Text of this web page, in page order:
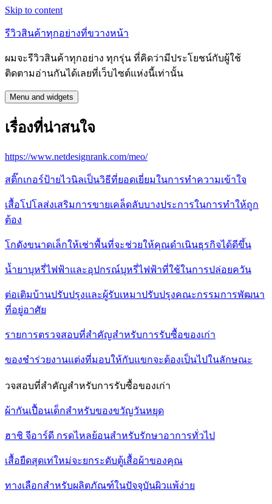
Skip to content
รีวิวสินค้าทุกอย่างที่ขวางหน้า
ผมจะรีวิวสินค้าทุกอย่าง ทุกรุ่น ที่คิดว่ามีประโยชน์กับผู้ใช้
ติดตามอ่านกันได้เลยที่เว็บไซต์แห่งนี้เท่านั้น
Menu and widgets
เรื่องที่น่าสนใจ
https://www.netdesignrank.com/meo/
สติ๊กเกอร์ป้ายไวนิลเป็นวิธีที่ยอดเยี่ยมในการทำความเข้าใจ
เสื้อโปโลส่งเสริมการขายเคล็ดลับบางประการในการทำให้ถูก
ต้อง
โกดังขนาดเล็กให้เช่าพื้นที่จะช่วยให้คุณดำเนินธุรกิจได้ดีขึ้น
น้ำยาบุหรี่ไฟฟ้าและอุปกรณ์บุหรี่ไฟฟ้าที่ใช้ในการปล่อยควัน
ต่อเติมบ้านปรับปรุงและผู้รับเหมาปรับปรุงคณะกรรมการพัฒนา
ที่อยู่อาศัย
รายการตรวจสอบที่สำคัญสำหรับการรับซื้อของเก่า
ของชำร่วยงานแต่งที่มอบให้กับแขกจะต้องเป็นไปในลักษณะ
วจสอบที่สำคัญสำหรับการรับซื้อของเก่า
ผ้ากันเปื้อนเด็กสำหรับของขวัญวันหยุด
ฮาชิ จีอาร์ดี กรดไหลย้อนสำหรับรักษาอาการทั่วไป
เสื้อยืดสุดเท่ใหม่จะยกระดับตู้เสื้อผ้าของคุณ
ทางเลือกสำหรับผลิตภัณฑ์ในปัจจุบันผิวแพ้ง่าย